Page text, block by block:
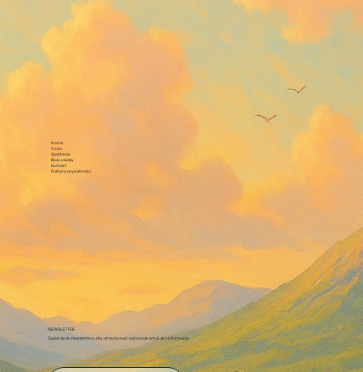
Home
O nas
Spotkania
Baza wiedzy
Kontakt
Polityka prywatności
NEWSLETTER
Zapisz się do newslettera, aby otrzymywać najnowsze artykuły i informacje.